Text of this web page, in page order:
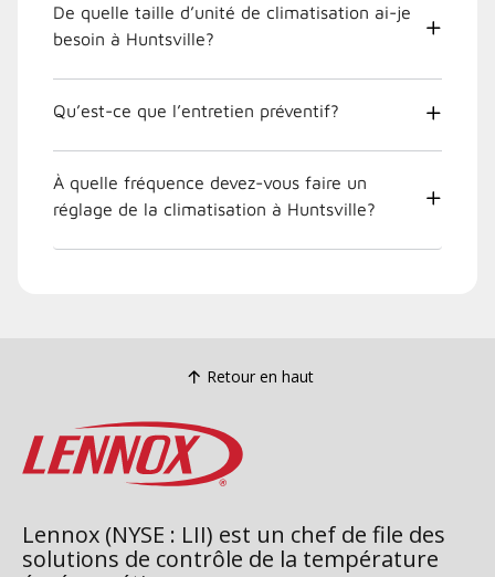
De quelle taille d’unité de climatisation ai-je
besoin à Huntsville?
Qu’est-ce que l’entretien préventif?
À quelle fréquence devez-vous faire un
réglage de la climatisation à Huntsville?
Retour en haut
Lennox (NYSE : LII) est un chef de file des
solutions de contrôle de la température